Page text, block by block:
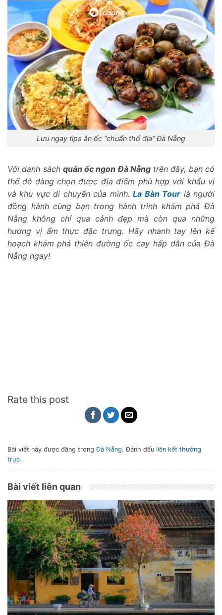
Lưu ngay tips ăn ốc “chuẩn thổ địa” Đà Nẵng
Với danh sách quán ốc ngon Đà Nẵngtrên đây, bạn có
thể dễ dàng chọn được địa điểm phù hợp với khẩu vị
và khu vực di chuyển của mình.La Bàn Tour là người
đồng hành cùng bạn trong hành trình khám phá Đà
Nẵng không chỉ qua cảnh đẹp mà còn qua những
hương vị ẩm thực đặc trưng. Hãy nhanh tay lên kế
hoạch khám phá thiên đường ốc cay hấp dẫn của Đà
Nẵng ngay!
Rate this post
Bài viết này được đăng trongĐà Nẵng. Đánh dấu liên kết thường
trực.
Bài viết liên quan